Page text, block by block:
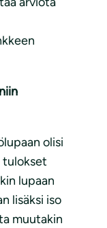
olisi
tulokset
lupaan
lisäksi iso
muutakin